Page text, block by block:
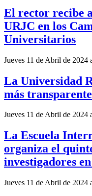
El rector recibe
URJC en los
Universitarios
Jueves 11 de Abril de 2024
La Universidad
más
Jueves 11 de Abril de 2024
La Escuela
organiza el
investigadores
Jueves 11 de Abril de 2024